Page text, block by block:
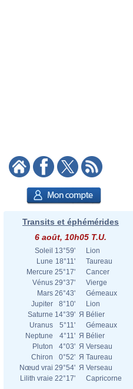
Transits et éphémérides
6 août, 10h05 T.U.
Soleil 13°59'
Lion
Lune 18°11'
Taureau
Mercure 25°17'
Cancer
Vénus 29°37'
Vierge
Mars 26°43'
Gémeaux
Jupiter
8°10'
Lion
Saturne 14°39' Я Bélier
Uranus
5°11'
Gémeaux
Neptune
4°11' Я Bélier
Pluton
4°03' Я Verseau
Chiron
0°52' Я Taureau
Nœud vrai 29°54' Я Verseau
Lilith vraie 22°17' Capricorne